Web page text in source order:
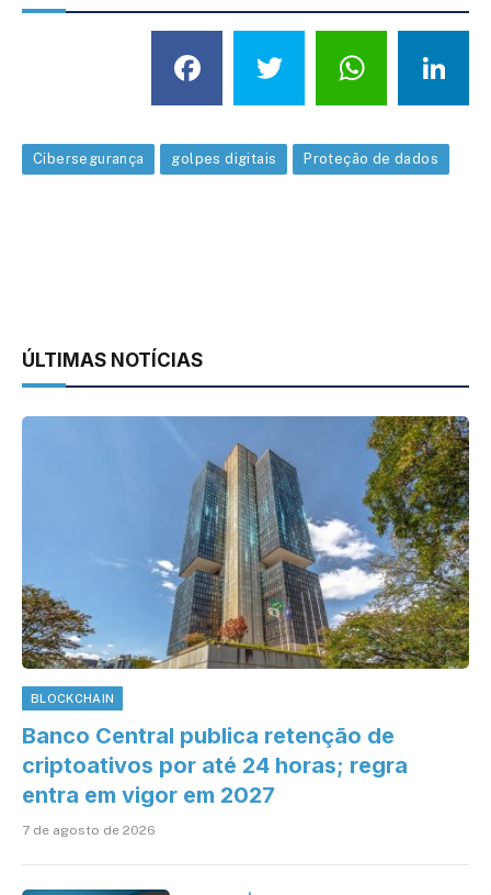
Facebook
Twitter
Cibersegurança golpes digitais Proteção de dados
ÚLTIMAS NOTÍCIAS
BLOCKCHAIN
Banco Central publica retenção de
criptoativos por até 24 horas; regra
entra em vigor em 2027
7 de agosto de 2026